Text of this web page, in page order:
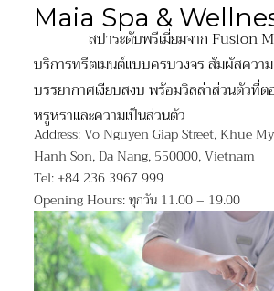
Maia Spa &
สปาระดับพรีเมี่ยมจาก Fusion
บริการทรีตเมนต์แบบครบวงจร สัมผัสควา
บรรยากาศเงียบสงบ พร้อมวิลล่าส่วนตัวที่
หรูหราและความเป็นส่วนตัว
Address: Vo Nguyen Giap Street, Khue
Hanh Son, Da Nang, 550000, Vietnam
Tel: +84 236 3967 999
Opening Hours: ทุกวัน 11.00 – 19.00